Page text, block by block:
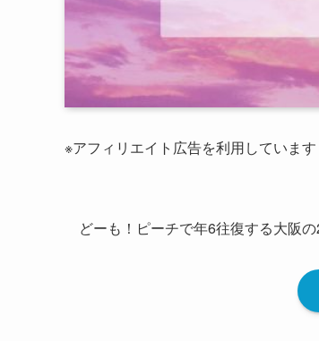
※アフィリエイト広告を利用しています
どーも！ピーチで年6往復する大阪